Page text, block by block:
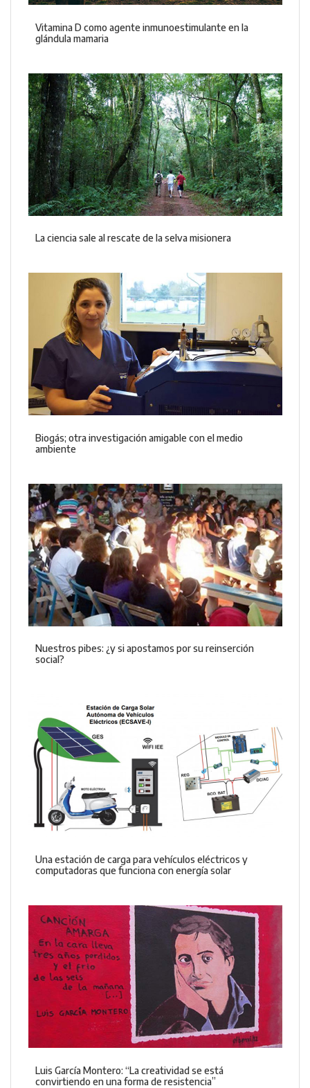
Vitamina D como agente inmunoestimulante en la
glándula mamaria
La ciencia sale al rescate de la selva misionera
Biogás; otra investigación amigable con el medio
ambiente
Nuestros pibes: ¿y si apostamos por su reinserción
social?
Una estación de carga para vehículos eléctricos y
computadoras que funciona con energía solar
Luis García Montero: “La creatividad se está
convirtiendo en una forma de resistencia”